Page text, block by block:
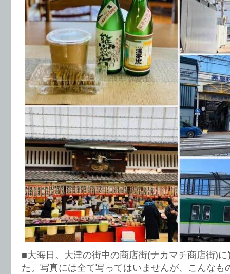
■大晦日。大津の街中の商店街(ナカマチ商店街)
た。写真には全て写ってはいませんが、こんなも